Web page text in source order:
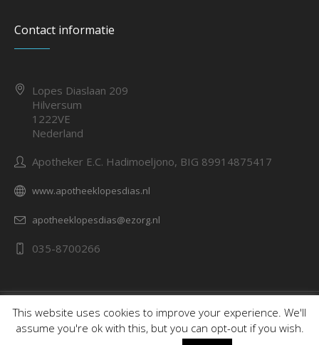
Contact informatie
Lopes Diaslaan 209
Hilversum
1222VE
Nederland
Apotheker E.C. Hadimoeljono, BIG 89914875417
www.apotheeklopesdias.nl
apotheeklopesdias@ezorg.nl
035-8700266
Over ons Contact opnemen
© 2023 Apotheek Lopes Dias BV | Designed by
This website uses cookies to improve your experience. We'll
assume you're ok with this, but you can opt-out if you wish.